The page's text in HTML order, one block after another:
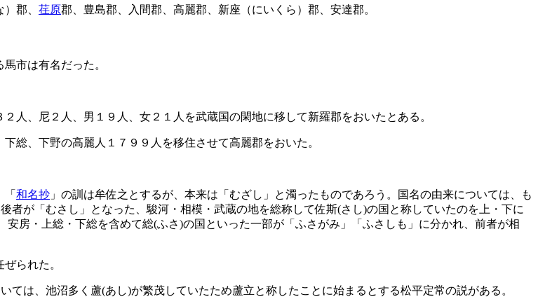
郡、 荏原郡、豊島郡、入間郡、高麗郡、新座（にいくら）郡、安達郡。
市は有名だった。
人、尼２人、男１９人、女２１人を武蔵国の閑地に移して新羅郡をおいたとある。
総、下野の高麗人１７９９人を移住させて高麗郡をおいた。
和名抄 」の訓は牟佐之とするが、本来は「むざし」と濁ったものであろう。国名の由来については、も
者が「むさし」となった、駿河・相模・武蔵の地を総称して佐斯(さし)の国と称していたのを上・下に
房・上総・下総を含めて総(ふさ)の国といった一部が「ふさがみ」「ふさしも」に分かれ、前者が相
られた。
ては、池沼多く蘆(あし)が繁茂していたため蘆立と称したことに始まるとする松平定常の説がある。